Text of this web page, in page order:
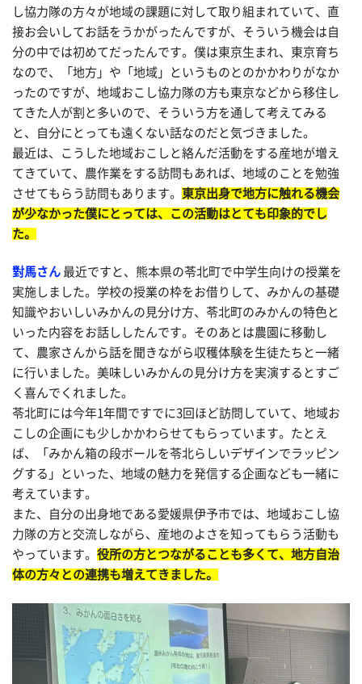
し協力隊の方々が地域の課題に対して取り組まれていて、直
接お会いしてお話をうかがったんですが、そういう機会は自
分の中では初めてだったんです。僕は東京生まれ、東京育ち
なので、「地方」や「地域」というものとのかかわりがなか
ったのですが、地域おこし協力隊の方も東京などから移住し
てきた人が割と多いので、そういう方を通して考えてみる
と、自分にとっても遠くない話なのだと気づきました。
最近は、こうした地域おこしと絡んだ活動をする産地が増え
てきていて、農作業をする訪問もあれば、地域のことを勉強
させてもらう訪問もあります。 東京出身で地方に触れる機会
が少なかった僕にとっては、この活動はとても印象的でし
た。
對馬さん 最近ですと、熊本県の苓北町で中学生向けの授業を
実施しました。学校の授業の枠をお借りして、みかんの基礎
知識やおいしいみかんの見分け方、苓北町のみかんの特色と
いった内容をお話ししたんです。そのあとは農園に移動し
て、農家さんから話を聞きながら収穫体験を生徒たちと一緒
に行いました。美味しいみかんの見分け方を実演するとすご
く喜んでくれました。
苓北町には今年1年間ですでに3回ほど訪問していて、地域お
こしの企画にも少しかかわらせてもらっています。たとえ
ば、「みかん箱の段ボールを苓北らしいデザインでラッピン
グする」といった、地域の魅力を発信する企画なども一緒に
考えています。
また、自分の出身地である愛媛県伊予市では、地域おこし協
力隊の方と交流しながら、産地のよさを知ってもらう活動も
やっています。 役所の方とつながることも多くて、地方自治
体の方々との連携も増えてきました。